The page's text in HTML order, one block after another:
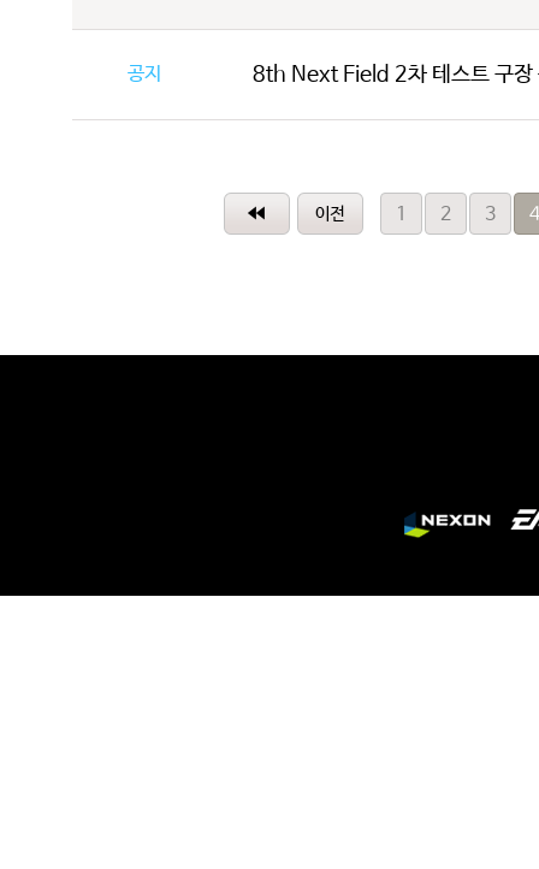
공지 8th Next Field 2차 테스트 구장
1 2 3 4